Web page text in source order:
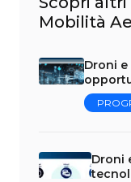
Mobilità
Droni e
Droni